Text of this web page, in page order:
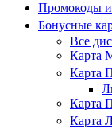
Промокоды
Бонусные
Все
Карта
Карта
Карта
Карта